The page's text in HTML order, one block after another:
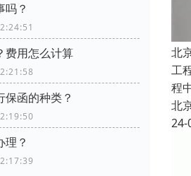
吗？
费用怎么计算
函的种类？
理？
北
工
程
北
24-